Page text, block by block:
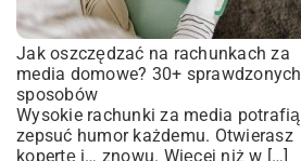
Jak oszczędzać na rachunkach za
media domowe? 30+ sprawdzonych
sposobów
Wysokie rachunki za media potrafią
zepsuć humor każdemu. Otwierasz
kopertę i… znowu. Więcej niż w […]